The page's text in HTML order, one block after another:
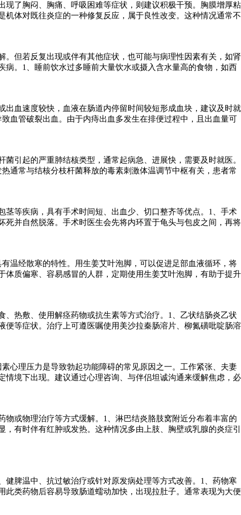
了胸闷、胸痛、呼吸困难等症状，则建议积极干预。胸膜增厚粘
体对既往炎症的一种修复反应，属于良性改变。这种情况通常不
但若反复出现或伴有其他症状，也可能与病理性因素有关，如肾
。1、睡前饮水过多睡前大量饮水或摄入含水量高的食物，如西
血速度较快，血液在肠道内停留时间较短形成血块，建议及时就
血管破裂出血。由于内痔出血多发生在排便过程中，且出血量可
引起的严重肺结核类型，通常起病急、进展快，需要及时就医。
通常与结核分枝杆菌释放的毒素刺激体温调节中枢有关，患者常
等疾病，具有手术时间短、出血少、切口整齐等优点。1、手术
并自然脱落。手术时医生会先将内环置于龟头与包皮之间，再将
温经散寒的特性。用生姜艾叶泡脚，可以促进足部血液循环，将
质偏寒、容易感冒的人群，定期使用生姜艾叶泡脚，有助于提升
热敷、使用解痉药物或抗生素等方式治疗。1、乙状结肠炎乙状
等症状。治疗上可遵医嘱使用美沙拉秦肠溶片、柳氮磺吡啶肠溶
心理压力是导致勃起功能障碍的常见原因之一。工作紧张、夫妻
境下出现。建议通过心理咨询、与伴侣坦诚沟通来缓解焦虑，必
或物理治疗等方式缓解。1、淋巴结炎胳肢窝附近分布着丰富的
有时伴有红肿或发热。这种情况多由上肢、胸壁或乳腺的炎症引
脾温中、抗过敏治疗或针对原发病处理等方式改善。1、药物寒
类药物后容易导致肠道蠕动加快，出现拉肚子。通常表现为大便